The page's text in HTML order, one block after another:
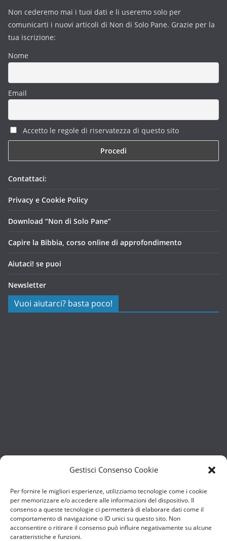
Gestisci Consenso Cookie
Per fornire le migliori esperienze, utilizziamo tecnologie come i cookie
per memorizzare e/o accedere alle informazioni del dispositivo. Il
consenso a queste tecnologie ci permetterà di elaborare dati come il
comportamento di navigazione o ID unici su questo sito. Non
acconsentire o ritirare il consenso può influire negativamente su alcune
caratteristiche e funzioni.
Non cederemo mai i tuoi dati e li useremo solo per
comunicarti i nuovi articoli di Non di Solo Pane. Grazie per la
tua iscrizione:
Nome
Email
Accetto le regole di riservatezza di questo sito
Contattaci:
Privacy e Cookie Policy
Download “Non di Solo Pane”
Capire la Bibbia, corso online di approfondimento
Aiutaci! se puoi
Newsletter
Vuoi aiutarci? basta poco!